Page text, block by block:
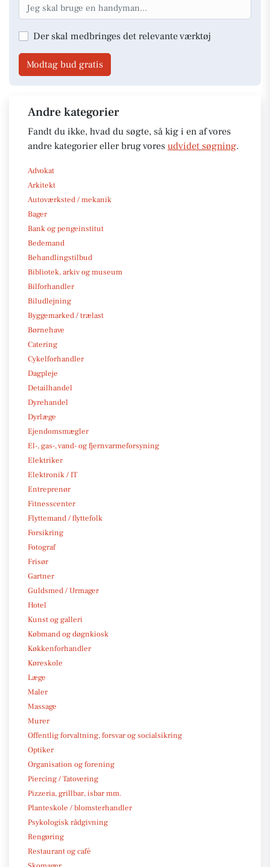
Der skal medbringes det relevante værktøj
Modtag bud gratis
Andre kategorier
Fandt du ikke, hvad du søgte, så kig i en af vores
andre kategorier eller brug vores udvidet søgning.
Advokat
Arkitekt
Autoværksted / mekanik
Bager
Bank og pengeinstitut
Bedemand
Behandlingstilbud
Bibliotek, arkiv og museum
Bilforhandler
Biludlejning
Byggemarked / trælast
Børnehave
Catering
Cykelforhandler
Dagpleje
Detailhandel
Dyrehandel
Dyrlæge
Ejendomsmægler
El-, gas-, vand- og fjernvarmeforsyning
Elektriker
Elektronik / IT
Entreprenør
Fitnesscenter
Flyttemand / flyttefolk
Forsikring
Fotograf
Frisør
Gartner
Guldsmed / Urmager
Hotel
Kunst og galleri
Købmand og døgnkiosk
Køkkenforhandler
Køreskole
Læge
Maler
Massage
Murer
Offentlig forvaltning, forsvar og socialsikring
Optiker
Organisation og forening
Piercing / Tatovering
Pizzeria, grillbar, isbar mm.
Planteskole / blomsterhandler
Psykologisk rådgivning
Rengøring
Restaurant og café